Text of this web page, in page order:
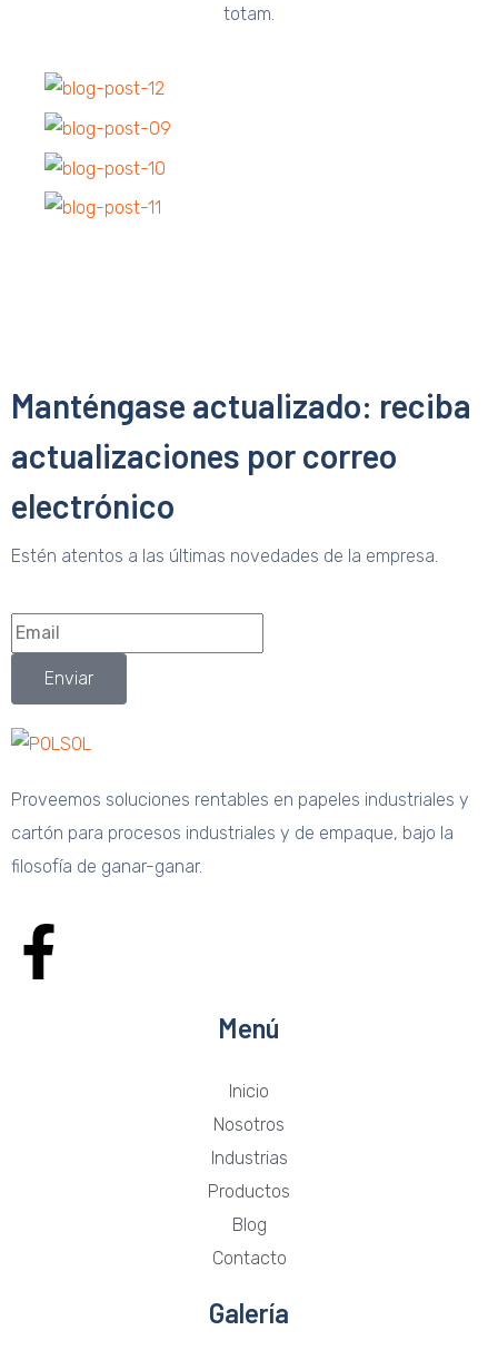
totam.
Manténgase actualizado: reciba
actualizaciones por correo
electrónico
Estén atentos a las últimas novedades de la empresa.
Enviar
Proveemos soluciones rentables en papeles industriales y
cartón para procesos industriales y de empaque, bajo la
filosofía de ganar-ganar.
Menú
Inicio
Nosotros
Industrias
Productos
Blog
Contacto
Galería